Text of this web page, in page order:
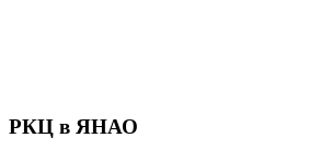
РКЦ в ЯНАО